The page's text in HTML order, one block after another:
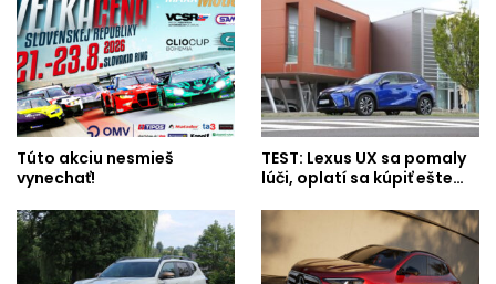
Túto akciu nesmieš
vynechať!
TEST: Lexus UX sa pomaly
lúči, oplatí sa kúpiť ešte…